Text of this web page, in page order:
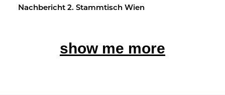
Nach­be­richt 2. Stamm­tisch Wien
show me more